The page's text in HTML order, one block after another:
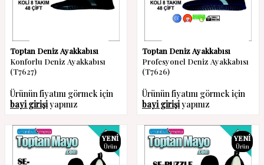
Toptan Deniz Ayakkabısı
Konforlu Deniz Ayakkabısı
(T7627)
Ürünün fiyatını görmek için
bayi girişiyapınız
Toptan Deniz Ayakkabısı
Profesyonel Deniz Ayakkabısı
(T7626)
Ürünün fiyatını görmek için
bayi girişiyapınız
YENI
Ürün
YENI
Ürün